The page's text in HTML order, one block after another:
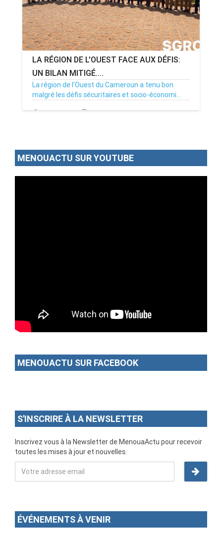
LA RÉGION DE L'OUEST FACE AUX DÉFIS:
UN BILAN MITIGÉ....
La région de l'Ouest du Cameroun a tenu bon
malgré les défis sécuritaires et socio-économi...
05/12/25 Par MenouActu 0
MENOUACTU SUR YOUTUBE
MENOUACTU SUR FACEBOOK
S'INSCRIRE À LA NEWSLETTER
Inscrivez vous à la Newsletter de MenouaActu pour recevoir
toutes les mises à jour et nouvelles.
ÉVÉNEMENTS À VENIR